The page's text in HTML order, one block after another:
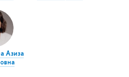
Азиза